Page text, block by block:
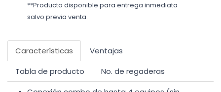
**Producto disponible para entrega inmediata
salvo previa venta.
Características
Ventajas
Tabla de producto
No. de regaderas